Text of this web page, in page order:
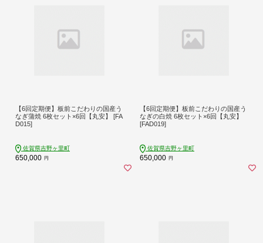
【6回定期便】板前こだわりの国産う
なぎ蒲焼 6枚セット×6回【丸安】 [FA
D015]
佐賀県吉野ヶ里町
650,000 円
【6回定期便】板前こだわりの国産う
なぎの白焼 6枚セット×6回【丸安】
[FAD019]
佐賀県吉野ヶ里町
650,000 円